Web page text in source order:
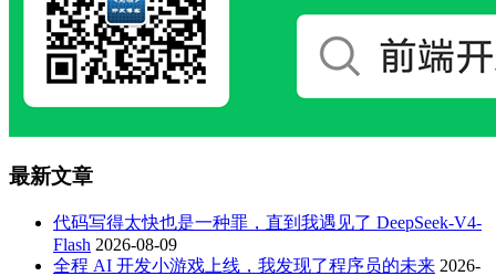
最新文章
代码写得太快也是一种罪，直到我遇见了 DeepSeek-V4-
Flash 2026-08-09
全程 AI 开发小游戏上线，我发现了程序员的未来 2026-